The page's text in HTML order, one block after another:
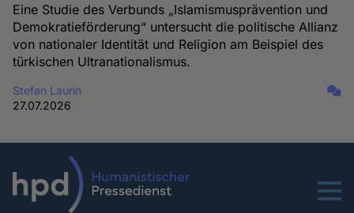
Eine Studie des Verbunds „Islamismusprävention und
Demokratieförderung“ untersucht die politische Allianz
von nationaler Identität und Religion am Beispiel des
türkischen Ultranationalismus.
Stefan Laurin
27.07.2026
Menu